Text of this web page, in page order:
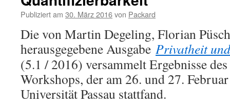
Publiziert am 30. März 2016von Packard
Die von Martin Degeling, Florian
herausgegebene Ausgabe Privatheit
(5.1 / 2016) versammelt Ergebnisse
Workshops, der am 26. und 27.
Universität Passau stattfand.